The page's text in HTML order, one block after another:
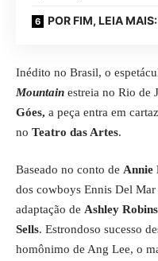
POR FIM, LEIA MAIS:
Inédito no Brasil, o
Mountain estreia no Rio de
Góes, a peça entra em
no Teatro das Artes.
Baseado no conto de Annie
dos cowboys Ennis Del Mar
adaptação de Ashley
Sells. Estrondoso sucesso
homônimo de Ang Lee, o